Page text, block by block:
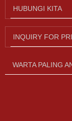
HUBUNGI KITA
INQUIRY FOR
WARTA PALING